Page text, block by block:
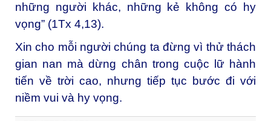
những người khác, những kẻ không có hy
vọng” (1Tx 4,13).
Xin cho mỗi người chúng ta đừng vì thử thách
gian nan mà dừng chân trong cuộc lữ hành
tiến về trời cao, nhưng tiếp tục bước đi với
niềm vui và hy vọng.